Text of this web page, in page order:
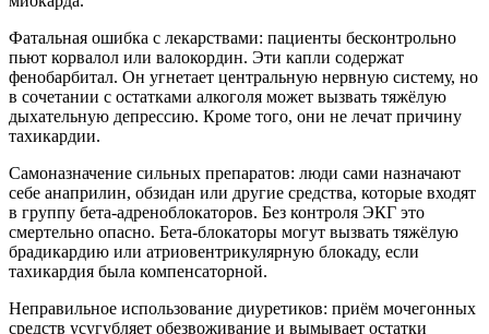
Фатальная ошибка с лекарствами: пациенты бесконтрольно
пьют корвалол или валокордин. Эти капли содержат
фенобарбитал. Он угнетает центральную нервную систему, но
в сочетании с остатками алкоголя может вызвать тяжёлую
дыхательную депрессию. Кроме того, они не лечат причину
тахикардии.
Самоназначение сильных препаратов: люди сами назначают
себе анаприлин, обзидан или другие средства, которые входят
в группу бета-адреноблокаторов. Без контроля ЭКГ это
смертельно опасно. Бета-блокаторы могут вызвать тяжёлую
брадикардию или атриовентрикулярную блокаду, если
тахикардия была компенсаторной.
Неправильное использование диуретиков: приём мочегонных
средств усугубляет обезвоживание и вымывает остатки